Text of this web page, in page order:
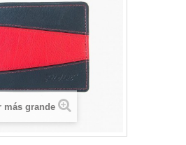
más grande